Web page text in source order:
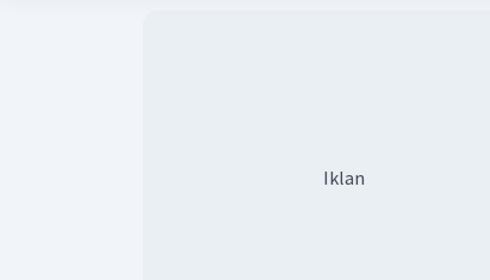
Iklan